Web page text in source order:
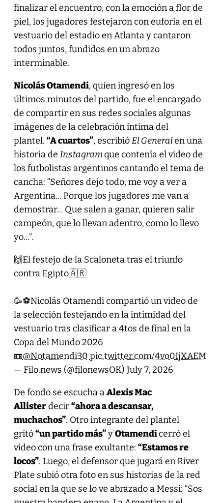
finalizar el encuentro, con la emoción a flor de
piel, los jugadores festejaron con euforia en el
vestuario del estadio en Atlanta y cantaron
todos juntos, fundidos en un abrazo
interminable.
Nicolás Otamendi, quien ingresó en los
últimos minutos del partido, fue el encargado
de compartir en sus redes sociales algunas
imágenes de la celebración íntima del
plantel. “A cuartos”, escribióEl Generalen una
historia de Instagramque contenía el video de
los futbolistas argentinos cantando el tema de
cancha: “Señores dejo todo, me voy a ver a
Argentina… Porque los jugadores me van a
demostrar… Que salen a ganar, quieren salir
campeón, que lo llevan adentro, como lo llevo
yo…”.
🙌El festejo de la Scaloneta tras el triunfo
contra Egipto🇦🇷
🥳⚽️Nicolás Otamendi compartió un video de
la selección festejando en la intimidad del
vestuario tras clasificar a 4tos de final en la
Copa del Mundo 2026
📼@Notamendi30 pic.twitter.com/4vo0IjXAEM
— Filo.news (@filonewsOK) July 7, 2026
De fondo se escucha aAlexis Mac
Allisterdecir“ahora a descansar,
muchachos”. Otro integrante del plantel
gritó“un partido más”yOtamendicerró el
video con una frase exultante: “Estamos re
locos”. Luego, el defensor que jugará en River
Plate subió otra foto en sus historias de la red
social en la que se lo ve abrazado a Messi: “Sos